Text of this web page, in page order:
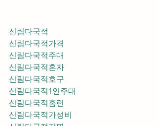
신림다국적
신림다국적가격
신림다국적주대
신림다국적혼자
신림다국적호구
신림다국적1인주대
신림다국적홈런
신림다국적가성비